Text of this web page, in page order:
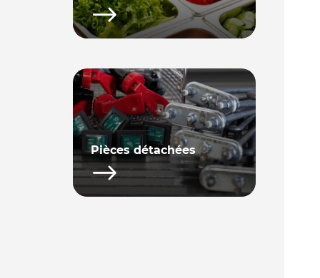
Meuble saladette ou saladette
à poser, comment bien choisir
?
Pièces détachées